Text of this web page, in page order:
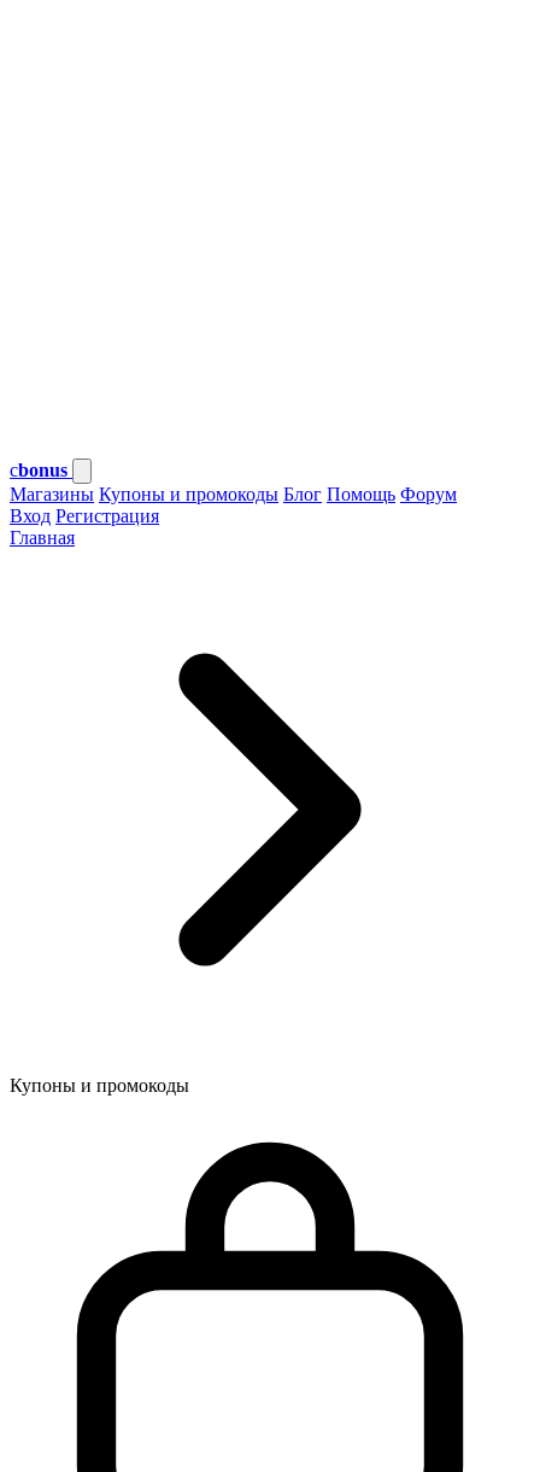
cbonus
Магазины Купоны и промокоды Блог Помощь Форум
Вход Регистрация
Главная
Купоны и промокоды